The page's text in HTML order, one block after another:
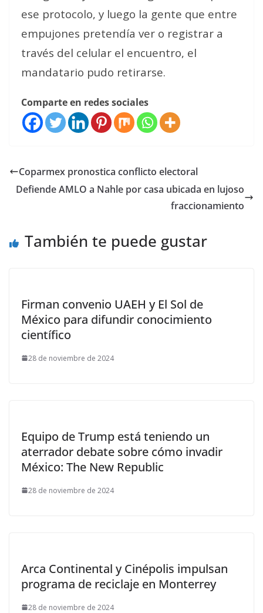
ese protocolo, y luego la gente que entre
empujones pretendía ver o registrar a
través del celular el encuentro, el
mandatario pudo retirarse.
Comparte en redes sociales
Coparmex pronostica conflicto electoral
Defiende AMLO a Nahle por casa ubicada en lujoso
fraccionamiento
También te puede gustar
Firman convenio UAEH y El Sol de
México para difundir conocimiento
científico
28 de noviembre de 2024
Equipo de Trump está teniendo un
aterrador debate sobre cómo invadir
México: The New Republic
28 de noviembre de 2024
Arca Continental y Cinépolis impulsan
programa de reciclaje en Monterrey
28 de noviembre de 2024